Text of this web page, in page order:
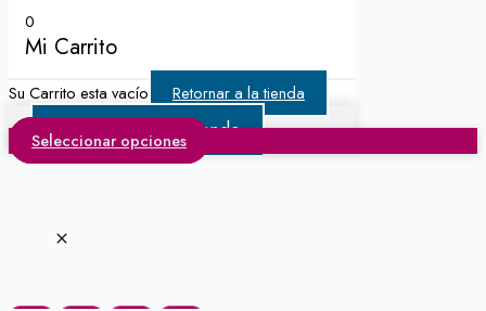
0
Mi Carrito
Su Carrito esta vacío Retornar a la tienda
Continuar Comprando
Seleccionar opciones